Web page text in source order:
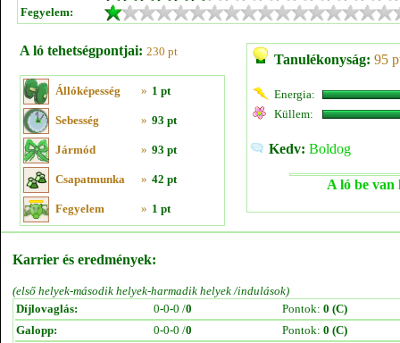
Fegyelem:
A ló tehetségpontjai: 230 pt
Állóképesség » 1 pt
Sebesség » 93 pt
Jármód » 93 pt
Csapatmunka » 42 pt
Fegyelem » 1 pt
Tanulékonyság: 95
Energia:
Küllem:
Kedv: Boldog
A ló be van
Karrier és eredmények:
(első helyek-második helyek-harmadik helyek /indulások)
Díjlovaglás:
0-0-0 /0 Pontok: 0 (C)
Galopp:
0-0-0 /0 Pontok: 0 (C)